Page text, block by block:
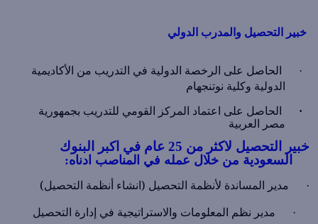
خبير التحصيل والمدرب الدولي
·
الحاصل على الرخصة الدولية في التدريب من الأكاديمية
الدولية وكلية نوتنجهام
·
الحاصل على اعتماد المركز القومي للتدريب بجمهورية
مصر العربية
خبير التحصيل لاكثر من 25 عام في اكبر البنوك
السعودية من خلال عمله في المناصب ادناه:
· مدير المساندة لأنظمة التحصيل (انشاء أنظمة التحصيل)
· مدير نظم المعلومات والاستراتيجية في إدارة التحصيل